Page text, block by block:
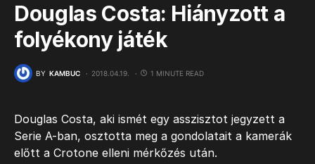
Douglas Costa: Hiányzott a
folyékony játék
BY KAMBUC 2018.04.19. 1 MINUTE READ
Douglas Costa, aki ismét egy asszisztot jegyzett a
Serie A-ban, osztotta meg a gondolatait a kamerák
előtt a Crotone elleni mérkőzés után.